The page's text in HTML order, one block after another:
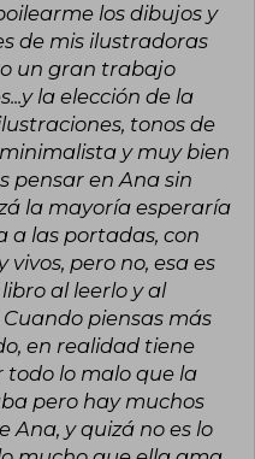
los dibujos y
de mis ilustradoras
un gran trabajo
la elección de la
tonos de
y muy bien
pensar en Ana sin
la mayoría esperaría
a las portadas, con
pero no, esa es
al leerlo y al
piensas más
en realidad tiene
lo malo que la
pero hay muchos
Ana, y quizá no es lo